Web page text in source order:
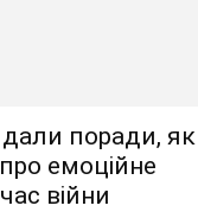
дали поради, як
емоційне
війни